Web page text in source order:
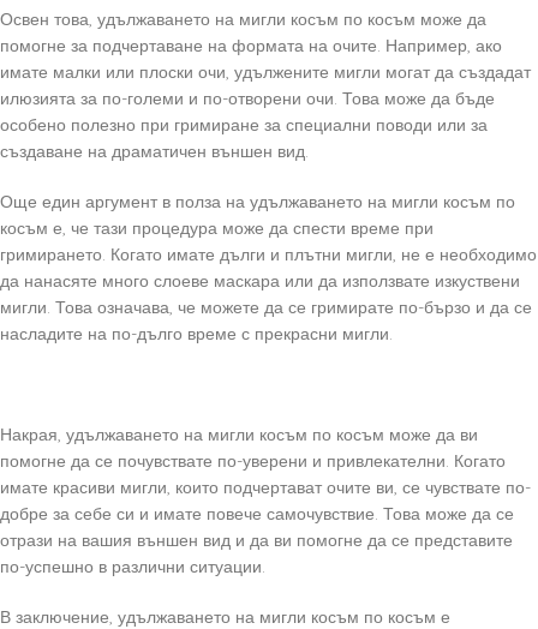
Освен това, удължаването на мигли косъм по косъм може да
помогне за подчертаване на формата на очите. Например, ако
имате малки или плоски очи, удължените мигли могат да създадат
илюзията за по-големи и по-отворени очи. Това може да бъде
особено полезно при гримиране за специални поводи или за
създаване на драматичен външен вид.
Още един аргумент в полза на удължаването на мигли косъм по
косъм е, че тази процедура може да спести време при
гримирането. Когато имате дълги и плътни мигли, не е необходимо
да нанасяте много слоеве маскара или да използвате изкуствени
мигли. Това означава, че можете да се гримирате по-бързо и да се
насладите на по-дълго време с прекрасни мигли.
Накрая, удължаването на мигли косъм по косъм може да ви
помогне да се почувствате по-уверени и привлекателни. Когато
имате красиви мигли, които подчертават очите ви, се чувствате по-
добре за себе си и имате повече самочувствие. Това може да се
отрази на вашия външен вид и да ви помогне да се представите
по-успешно в различни ситуации.
В заключение, удължаването на мигли косъм по косъм е